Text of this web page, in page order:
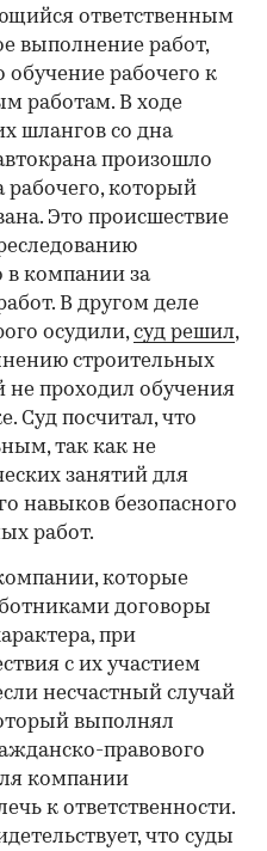
ответственным
выполнение работ,
рабочего к
работам. В ходе
шлангов со дна
произошло
рабочего, который
Это происшествие
в компании за
В другом деле
осудили,суд решил,
строительных
не проходил обучения
Суд посчитал, что
так как не
занятий для
навыков безопасного
работ.
которые
договоры
при
с их участием
несчастный случай
выполнял
правового
компании
к ответственности.
что суды